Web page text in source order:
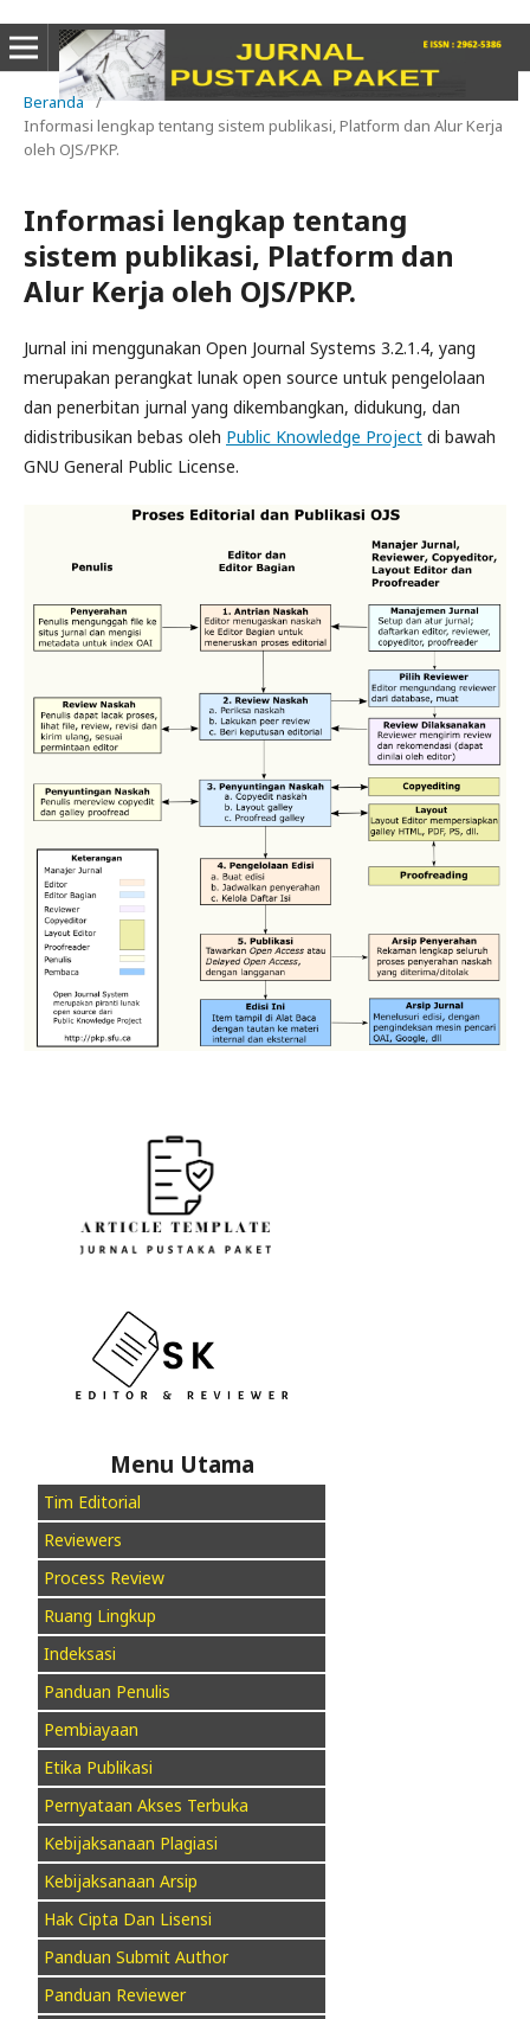
Beranda /
Informasi lengkap tentang sistem publikasi, Platform dan Alur Kerja
oleh OJS/PKP.
Informasi lengkap tentang
sistem publikasi, Platform dan
Alur Kerja oleh OJS/PKP.
Jurnal ini menggunakan Open Journal Systems 3.2.1.4, yang
merupakan perangkat lunak open source untuk pengelolaan
dan penerbitan jurnal yang dikembangkan, didukung, dan
didistribusikan bebas oleh Public Knowledge Project di bawah
GNU General Public License.
Menu Utama
Tim Editorial
Reviewers
Process Review
Ruang Lingkup
Indeksasi
Panduan Penulis
Pembiayaan
Etika Publikasi
Pernyataan Akses Terbuka
Kebijaksanaan Plagiasi
Kebijaksanaan Arsip
Hak Cipta Dan Lisensi
Panduan Submit Author
Panduan Reviewer